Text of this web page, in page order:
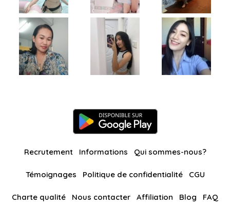
Recrutement Informations Qui sommes-nous?
Témoignages Politique de confidentialité CGU
Charte qualité Nous contacter Affiliation Blog FAQ